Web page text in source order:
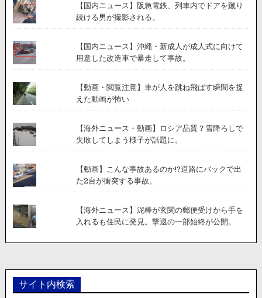
【国内ニュース】阪急電鉄、列車内でドアを蹴り
続ける男が撮影される。
【国内ニュース】沖縄・新成人が成人式に向けて
用意した改造車で暴走して事故。
【動画・閲覧注意】車が人を跳ね飛ばす瞬間を捉
えた動画が怖い
【海外ニュース・動画】ロシア品質？雪降ろしで
失敗してしまう様子が話題に。
【動画】こんな事故あるのか!?道路にバックで出
た2台が衝突する事故。
【海外ニュース】泥棒が玄関の郵便受けから手を
入れるも住民に発見。撃退の一部始終が公開。
サイト内検索